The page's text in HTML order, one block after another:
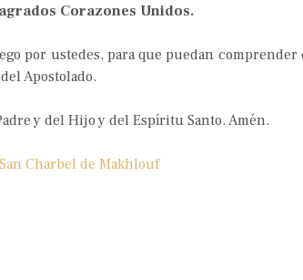
Corazones Unidos.
por ustedes, para que puedan
Apostolado.
y del Hijo y del Espíritu Santo. Amén.
Charbel de Makhlouf